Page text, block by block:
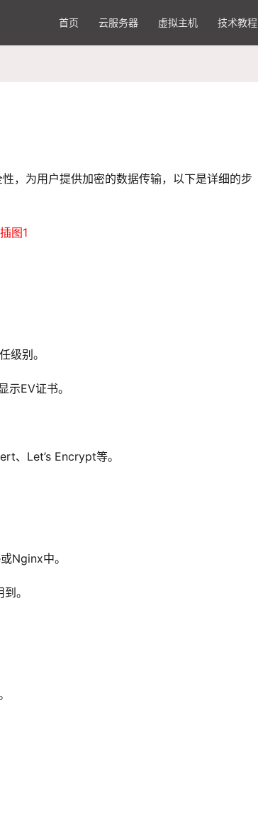
首页 云服务器 虚拟主机 技术教程
，为用户提供加密的数据传输，以下是详细的步
级别。
示EV证书。
、Let’s Encrypt等。
Nginx中。
。